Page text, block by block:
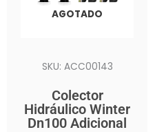
AGOTADO
SKU: ACC00143
Colector
Hidráulico Winter
Dn100 Adicional